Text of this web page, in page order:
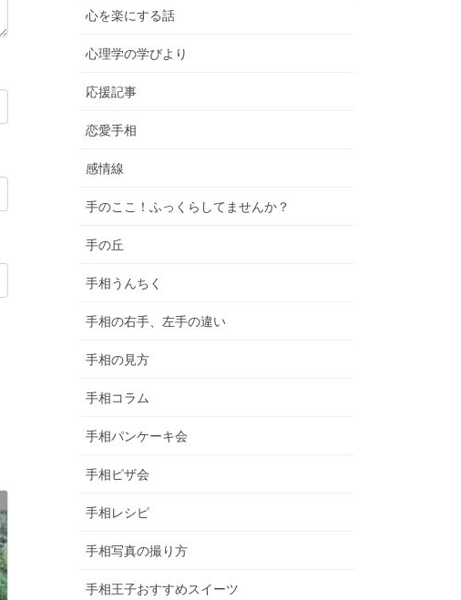
心を楽にする話
心理学の学びより
応援記事
恋愛手相
感情線
手のここ！ふっくらしてませんか？
手の丘
手相うんちく
手相の右手、左手の違い
手相の見方
手相コラム
手相パンケーキ会
手相ピザ会
手相レシピ
手相写真の撮り方
手相王子おすすめスイーツ